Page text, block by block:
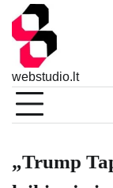
webstudio.lt
„Trump